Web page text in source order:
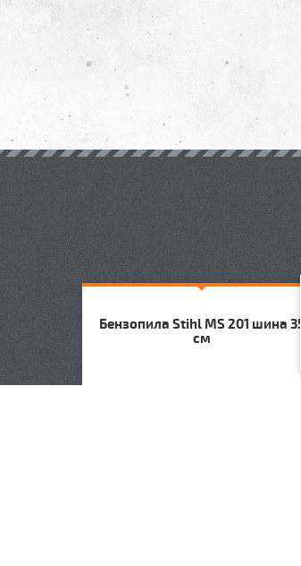
Бензопила Stihl MS 201 шина 35
см